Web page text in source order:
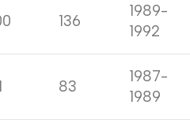
136
1989-
1992
83
1987-
1989